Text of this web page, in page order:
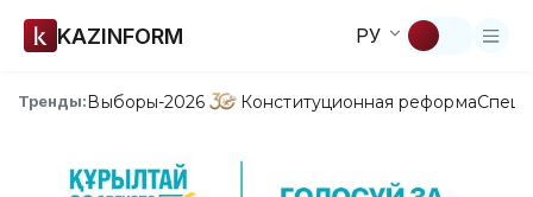
KAZINFORM РУ
Тренды:Выборы-2026 Конституционная реформа